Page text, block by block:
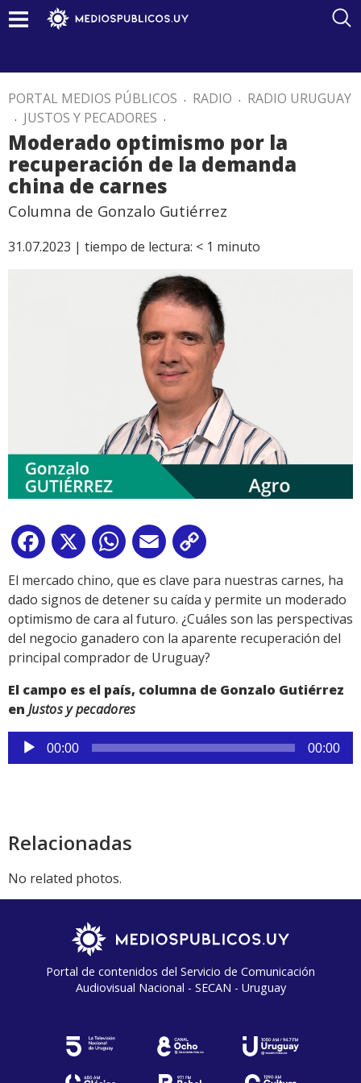
PORTAL MEDIOS PÚBLICOS . RADIO . RADIO URUGUAY
. JUSTOS Y PECADORES .
Moderado optimismo por la
recuperación de la demanda
china de carnes
Columna de Gonzalo Gutiérrez
31.07.2023 | tiempo de lectura: < 1 minuto
Facebook
X WhatsApp
Email
Link
El mercado chino, que es clave para nuestras carnes, ha
dado signos de detener su caída y permite un moderado
optimismo de cara al futuro. ¿Cuáles son las perspectivas
del negocio ganadero con la aparente recuperación del
principal comprador de Uruguay?
El campo es el país, columna de Gonzalo Gutiérrez
en Justos y pecadores
Reproductor
de
00:00 00:00
Relacionadas
No related photos.
Portal de contenidos del Servicio de Comunicación
Audiovisual Nacional - SECAN - Uruguay